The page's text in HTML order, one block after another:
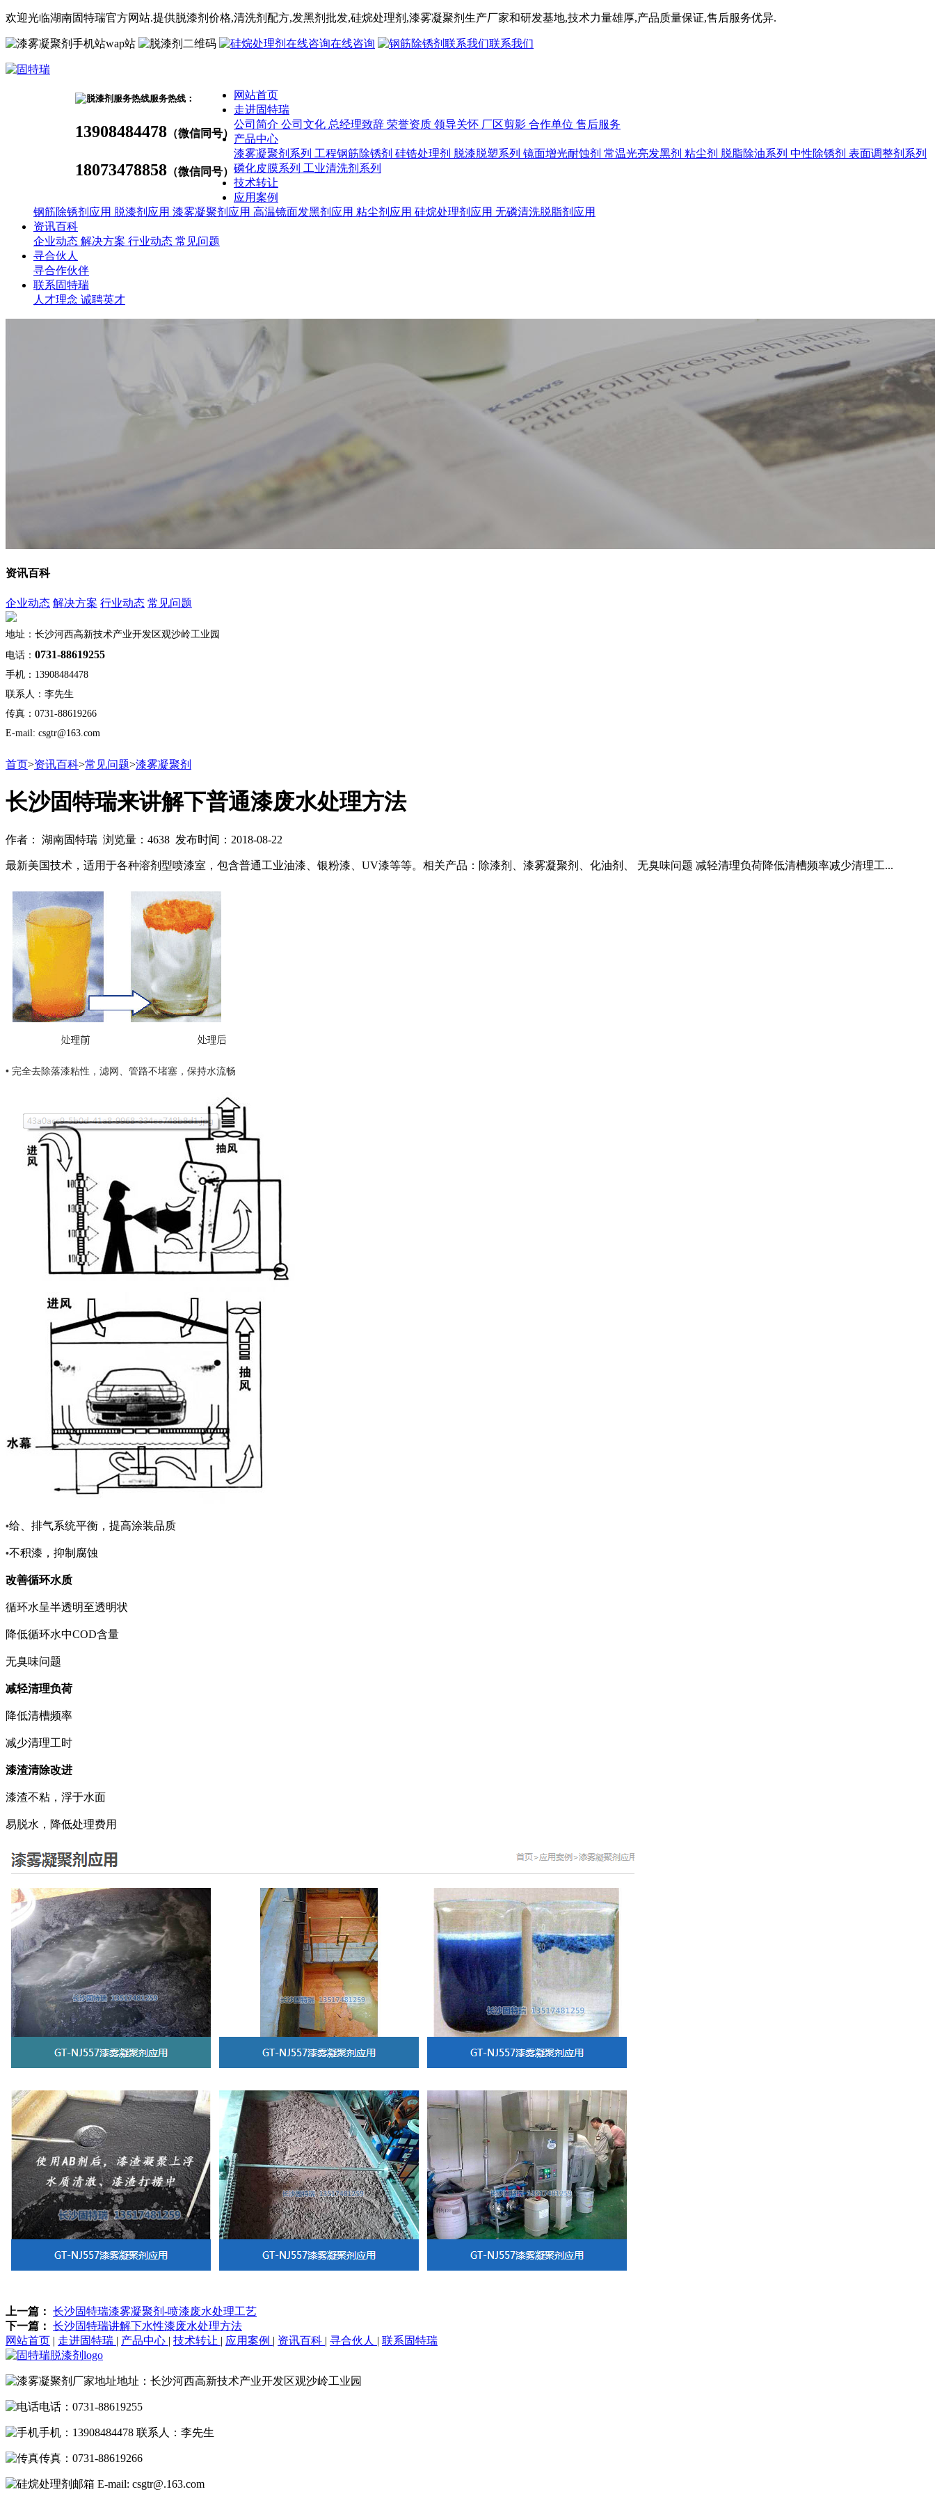
欢迎光临湖南固特瑞官方网站.提供脱漆剂价格,清洗剂 配方,发黑剂 批发,硅烷处理剂 ,漆雾凝聚剂 生产厂家和研发基地,技术力量雄厚,产品质量保证,售后服务优异.
wap站 在线咨询 联系我们
服务热线：
13908484478 （微信同号）
18073478858 （微信同号）
网站首页
走进固特瑞
公司简介 公司文化 总经理致辞 荣誉资质 领导关怀 厂区剪影 合作单位 售后服务
产品中心
漆雾凝聚剂系列 工程钢筋除锈剂 硅锆处理剂 脱漆脱塑系列 镜面增光耐蚀剂 常温光亮发黑剂 粘尘剂 脱脂除油系列 中性除锈剂 表面调整剂系列
磷化皮膜系列 工业清洗剂系列
技术转让
应用案例
钢筋除锈剂应用 脱漆剂应用 漆雾凝聚剂应用 高温镜面发黑剂应用 粘尘剂应用 硅烷处理剂应用 无磷清洗脱脂剂应用
资讯百科
企业动态 解决方案 行业动态 常见问题
寻合伙人
寻合作伙伴
联系固特瑞
人才理念 诚聘英才
资讯百科
企业动态 解决方案 行业动态 常见问题
地址：长沙河西高新技术产业开发区观沙岭工业园
电话： 0731-88619255
手机：13908484478
联系人：李先生
传真：0731-88619266
E-mail: csgtr@163.com
首页>资讯百科>常见问题>漆雾凝聚剂
长沙固特瑞来讲解下普通漆废水处理方法
作者： 湖南固特瑞 浏览量：4638 发布时间：2018-08-22
最新美国技术，适用于各种溶剂型喷漆室，包含普通工业油漆、银粉漆、UV漆等等。相关产品：除漆剂、漆雾凝聚剂、化油剂、 无臭味问题 减轻清理负荷降低清槽频率减少清理工...
• 完全去除落漆粘性，滤网、管路不堵塞，保持水流畅
•给、排气系统平衡，提高涂装品质
•不积漆，抑制腐蚀
改善循环水质
循环水呈半透明至透明状
降低循环水中COD含量
无臭味问题
减轻清理负荷
降低清槽频率
减少清理工时
漆渣清除改进
漆渣不粘，浮于水面
易脱水，降低处理费用
上一篇： 长沙固特瑞漆雾凝聚剂-喷漆废水处理工艺
下一篇： 长沙固特瑞讲解下水性漆废水处理方法
网站首页 | 走进固特瑞 | 产品中心 | 技术转让 | 应用案例 | 资讯百科 | 寻合伙人 | 联系固特瑞
地址：长沙河西高新技术产业开发区观沙岭工业园
电话：0731-88619255
手机：13908484478 联系人：李先生
传真：0731-88619266
E-mail: csgtr@.163.com